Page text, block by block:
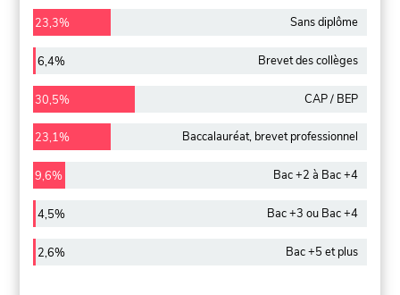
23,3% Sans diplôme
6,4% Brevet des collèges
30,5% CAP / BEP
23,1% Baccalauréat, brevet professionnel
9,6% Bac +2 à Bac +4
4,5% Bac +3 ou Bac +4
2,6% Bac +5 et plus